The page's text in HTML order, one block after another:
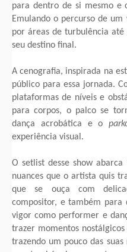
para dentro de si mesmo e
Emulando o percurso de um
por áreas de turbulência
seu destino final.
A cenografia, inspirada na
público para essa jornada.
plataformas de níveis e
para corpos, o palco se
dança acrobática e o
experiência visual.
O setlist desse show
nuances que o artista quis
que se ouça com
compositor, e também para
vigor como performer e
trazer momentos
trazendo um pouco das